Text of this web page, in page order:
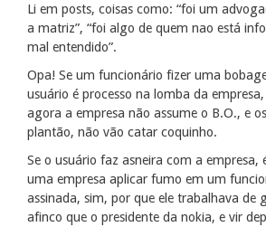
Li em posts, coisas como: “foi um
a matriz”, “foi algo de quem nao está
mal entendido”.
Opa! Se um funcionário fizer uma
usuário é processo na lomba da
agora a empresa não assume o B.O., e
plantão, não vão catar coquinho.
Se o usuário faz asneira com a empresa,
uma empresa aplicar fumo em um
assinada, sim, por que ele trabalhava de
afinco que o presidente da nokia, e vir